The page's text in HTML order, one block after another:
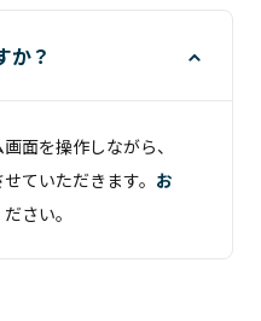
か？
面を操作しながら、
ていただきます。 お
さい。